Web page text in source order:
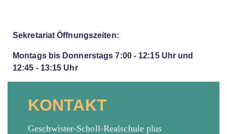
Sekretariat Öffnungszeiten:
Montags bis Donnerstags 7:00 - 12:15 Uhr und
12:45 - 13:15 Uhr
KONTAKT
Geschwister-Scholl-Realschule plus